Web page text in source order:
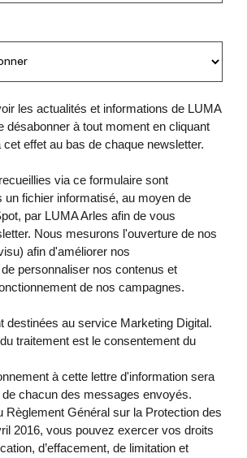
les actualités et informations de LUMA
désabonner à tout moment en cliquant
effet au bas de chaque newsletter.
via ce formulaire sont
un fichier informatisé, au moyen de
par LUMA Arles afin de vous
Nous mesurons l'ouverture de nos
afin d'améliorer nos
personnaliser nos contenus et
de nos campagnes.
destinées au service Marketing Digital.
traitement est le consentement du
à cette lettre d'information sera
chacun des messages envoyés.
Règlement Général sur la Protection des
2016, vous pouvez exercer vos droits
d’effacement, de limitation et